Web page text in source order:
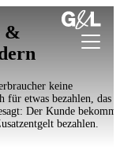
&
keine
für etwas bezahlen, das
Der Kunde bekommt
bezahlen.